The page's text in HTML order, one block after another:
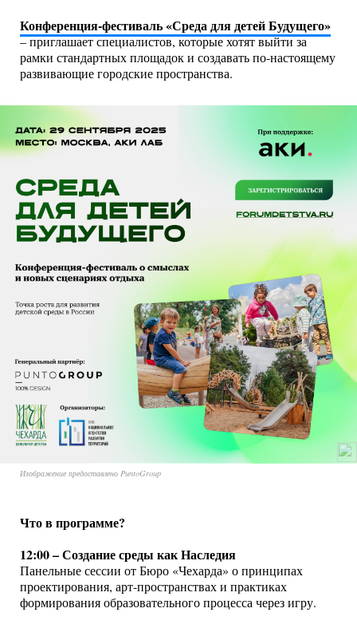
Конференция-фестиваль «Среда для детей Будущего»
– приглашает специалистов, которые хотят выйти за
рамки стандартных площадок и создавать по-настоящему
развивающие городские пространства.
Изображение предоставлено PuntoGroup
Что в программе?
12:00 – Создание среды как Наследия
Панельные сессии от Бюро «Чехарда» о принципах
проектирования, арт-пространствах и практиках
формирования образовательного процесса через игру.